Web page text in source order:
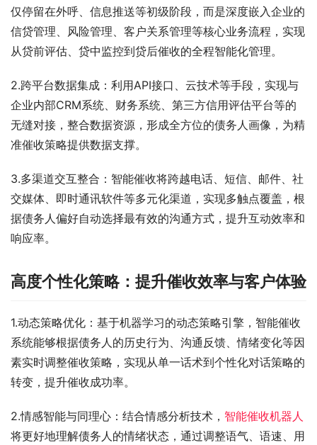
仅停留在外呼、信息推送等初级阶段，而是深度嵌入企业的
信贷管理、风险管理、客户关系管理等核心业务流程，实现
从贷前评估、贷中监控到贷后催收的全程智能化管理。
2.跨平台数据集成：利用API接口、云技术等手段，实现与
企业内部CRM系统、财务系统、第三方信用评估平台等的
无缝对接，整合数据资源，形成全方位的债务人画像，为精
准催收策略提供数据支撑。
3.多渠道交互整合：智能催收将跨越电话、短信、邮件、社
交媒体、即时通讯软件等多元化渠道，实现多触点覆盖，根
据债务人偏好自动选择最有效的沟通方式，提升互动效率和
响应率。
高度个性化策略：提升催收效率与客户体验
1.动态策略优化：基于机器学习的动态策略引擎，智能催收
系统能够根据债务人的历史行为、沟通反馈、情绪变化等因
素实时调整催收策略，实现从单一话术到个性化对话策略的
转变，提升催收成功率。
2.情感智能与同理心：结合情感分析技术， 智能催收机器人
将更好地理解债务人的情绪状态，通过调整语气、语速、用